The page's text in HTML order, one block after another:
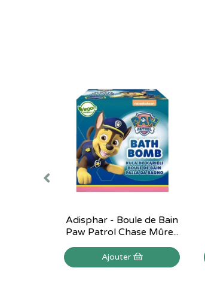
Adisphar - Boule de Bain
Paw Patrol Chase Mûre...
Ajouter